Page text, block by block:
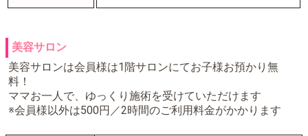
美容サロン
美容サロンは会員様は1階サロンにてお子様お預かり無
料！
ママお一人で、ゆっくり施術を受けていただけます
※会員様以外は500円／2時間のご利用料金がかかります